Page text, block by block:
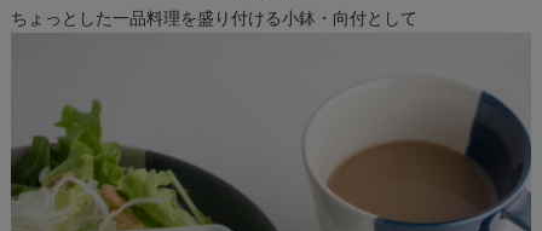
ちょっとした一品料理を盛り付ける小鉢・向付として